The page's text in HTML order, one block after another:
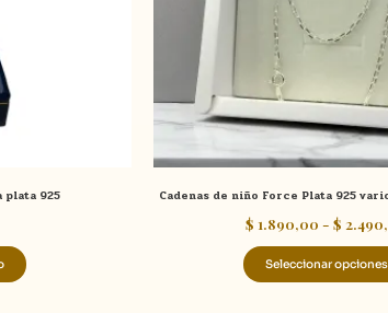
plata 925 Cadenas de niño Force Plata 925
$ 1.890,00 - $
Seleccionar opciones